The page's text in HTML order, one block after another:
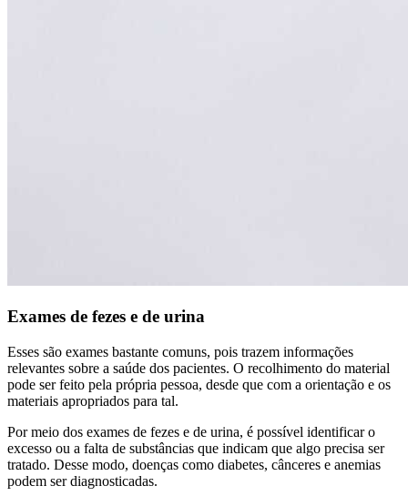
Exames de fezes e de urina
Esses são exames bastante comuns, pois trazem informações
relevantes sobre a saúde dos pacientes. O recolhimento do material
pode ser feito pela própria pessoa, desde que com a orientação e os
materiais apropriados para tal.
Por meio dos exames de fezes e de urina, é possível identificar o
excesso ou a falta de substâncias que indicam que algo precisa ser
tratado. Desse modo, doenças como diabetes, cânceres e anemias
podem ser diagnosticadas.